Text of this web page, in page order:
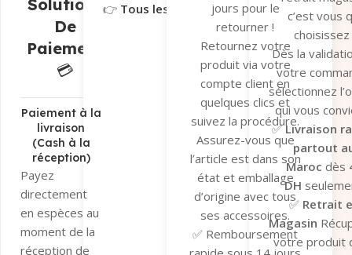
Solutions
De
Paiement
💳
Paiement à la
livraison
(Cash à la
réception)
Payez
directement
en espèces au
moment de la
réception de
👉 Tous les détails icijours pour le
retourner !
Retournez votre
produit via votre
compte client en
quelques clics et
suivez la procédure.
Assurez-vous que
l’article est dans son
état et emballage
d’origine avec tous
ses accessoires.
✅ Remboursement
c’est vous
choisissez
Dès la
votre
sélectionnez
qui vous
✅Livraison
partout
Maroc dès
DH
✅ Retrait
Magasin
votre produit